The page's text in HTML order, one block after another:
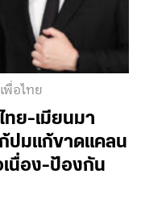
พื่อไทย
ทย-เมียนมา
ปมแก้ขาดแคลน
เนื่อง-ป้องกัน